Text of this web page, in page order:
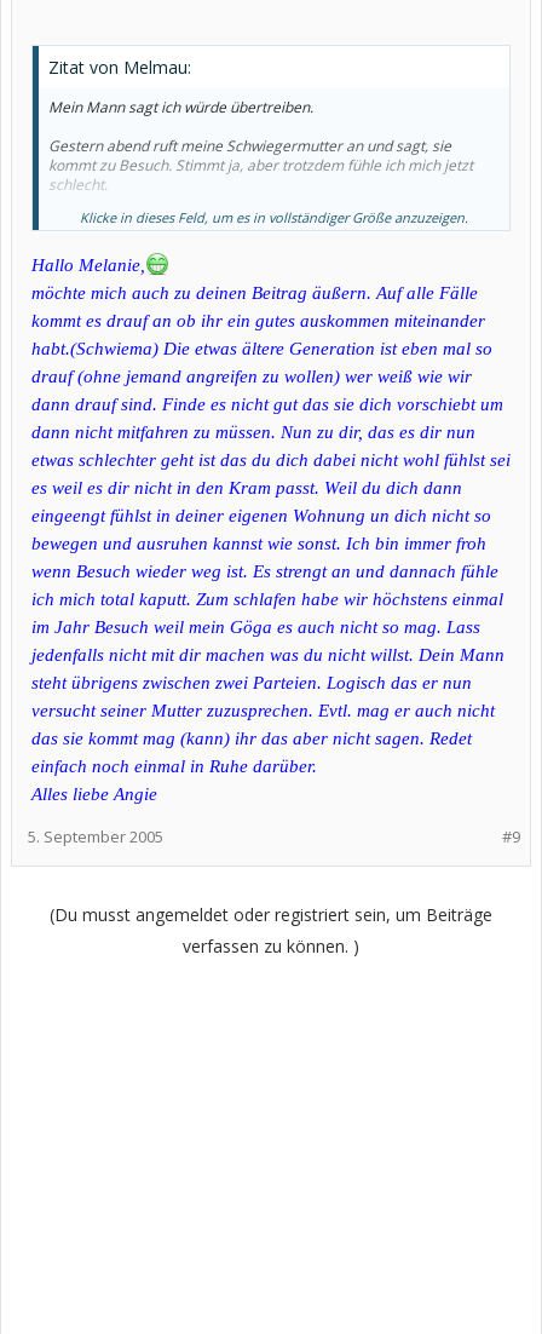
Zitat von Melmau:
Mein Mann sagt ich würde übertreiben.
Gestern abend ruft meine Schwiegermutter an und sagt, sie
kommt zu Besuch. Stimmt ja, aber trotzdem fühle ich mich jetzt
schlecht.
Reagiere ich wirklich über?
Klicke in dieses Feld, um es in vollständiger Größe anzuzeigen.
Hallo Melanie,
möchte mich auch zu deinen Beitrag äußern. Auf alle Fälle
kommt es drauf an ob ihr ein gutes auskommen miteinander
habt.(Schwiema) Die etwas ältere Generation ist eben mal so
drauf (ohne jemand angreifen zu wollen) wer weiß wie wir
dann drauf sind. Finde es nicht gut das sie dich vorschiebt um
dann nicht mitfahren zu müssen. Nun zu dir, das es dir nun
etwas schlechter geht ist das du dich dabei nicht wohl fühlst sei
es weil es dir nicht in den Kram passt. Weil du dich dann
eingeengt fühlst in deiner eigenen Wohnung un dich nicht so
bewegen und ausruhen kannst wie sonst. Ich bin immer froh
wenn Besuch wieder weg ist. Es strengt an und dannach fühle
ich mich total kaputt. Zum schlafen habe wir höchstens einmal
im Jahr Besuch weil mein Göga es auch nicht so mag. Lass
jedenfalls nicht mit dir machen was du nicht willst. Dein Mann
steht übrigens zwischen zwei Parteien. Logisch das er nun
versucht seiner Mutter zuzusprechen. Evtl. mag er auch nicht
das sie kommt mag (kann) ihr das aber nicht sagen. Redet
einfach noch einmal in Ruhe darüber.
Alles liebe Angie
#9
5. September 2005
(Du musst angemeldet oder registriert sein, um Beiträge
verfassen zu können. )